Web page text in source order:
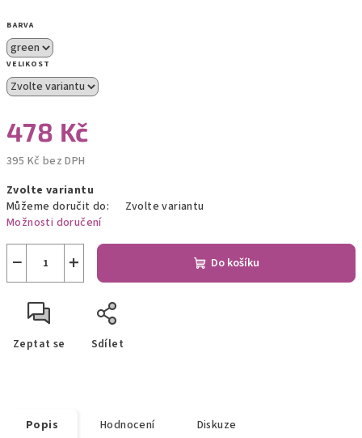
BARVA
VELIKOST
478 Kč
395 Kč bez DPH
cena:
Zvolte variantu
Můžeme doručit do:
Zvolte variantu
Možnosti doručení
+
− Do košíku
Zeptat se Sdílet
Popis Hodnocení Diskuze